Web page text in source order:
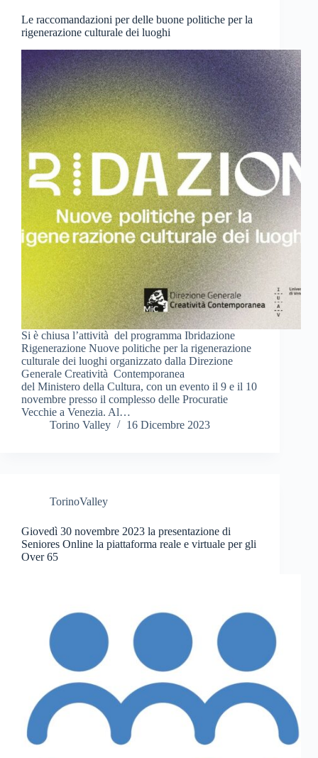
Le raccomandazioni per delle buone politiche per la
rigenerazione culturale dei luoghi
Si è chiusa l’attività del programma Ibridazione
Rigenerazione Nuove politiche per la rigenerazione
culturale dei luoghi organizzato dalla Direzione
Generale Creatività Contemporanea
del Ministero della Cultura, con un evento il 9 e il 10
novembre presso il complesso delle Procuratie
Vecchie a Venezia. Al…
Torino Valley
16 Dicembre 2023
TorinoValley
Giovedì 30 novembre 2023 la presentazione di
Seniores Online la piattaforma reale e virtuale per gli
Over 65